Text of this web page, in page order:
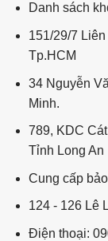
Danh sách
151/29/7
Tp.HCM
34 Nguyễn
Minh.
789, KDC
Tỉnh Long An
Cung cấp
124 - 126 Lê
Điện thoại: